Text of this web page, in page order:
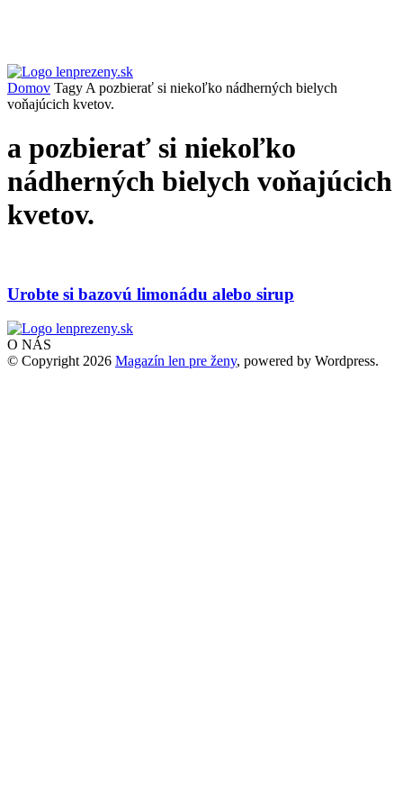
Domov Tagy A pozbierať si niekoľko nádherných bielych
voňajúcich kvetov.
a pozbierať si niekoľko
nádherných bielych voňajúcich
kvetov.
Urobte si bazovú limonádu alebo sirup
O NÁS
© Copyright 2026 Magazín len pre ženy, powered by Wordpress.